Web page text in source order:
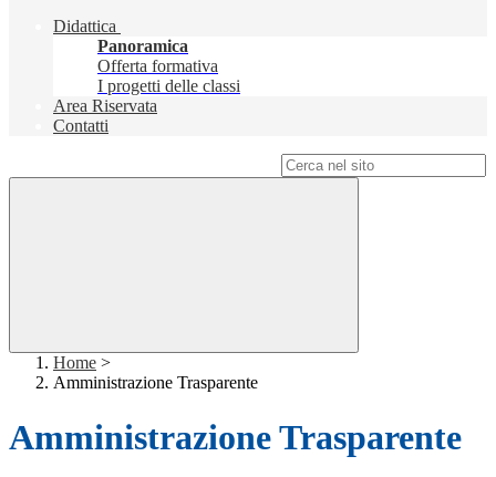
Didattica
Panoramica
Offerta formativa
I progetti delle classi
Area Riservata
Contatti
Home >
Amministrazione Trasparente
Amministrazione Trasparente